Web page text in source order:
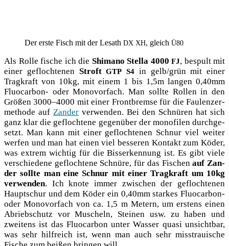
Der ers­te Fisch mit der Lesath DX XH, gleich Ü80
Als Rol­le fische ich die Shi­ma­no Stel­la 4000 FJ, bespult mit
einer gefloch­te­nen StroftGTP S4 in gelb/grün mit einer
Trag­kraft von 10kg, mit einem 1 bis 1,5m lan­gen 0,40mm
Flu­o­car­bon- oder Mono­vor­fach. Man soll­te Rol­len in den
Grö­ßen 3000–4000 mit einer Front­brem­se für die Fau­len­zer­
me­tho­de auf Zan­der ver­wen­den. Bei den Schnü­ren hat sich
ganz klar die gefloch­te­ne gegen­über der mono­fi­len durch­ge­
setzt. Man kann mit einer gefloch­te­nen Schnur viel wei­ter
wer­fen und man hat einen viel bes­se­ren Kon­takt zum Köder,
was extrem wich­tig für die Biss­erken­nung ist. Es gibt vie­le
ver­schie­de­ne gefloch­te­ne Schnü­re, für das Fischenauf Zan­
der soll­te man eine Schnur mit einer Trag­kraft um 10kg
ver­wen­den. Ich kno­te immer zwi­schen der gefloch­te­nen
Haupt­schur und dem Köder ein 0,40mm star­kes Flu­o­car­bon-
oder Mono­vor­fach von ca. 1,5 m Metern, um ers­tens einen
Abrieb­schutz vor Muscheln, Stei­nen usw. zu haben und
zwei­tens ist das Flu­o­car­bon unter Was­ser qua­si unsicht­bar,
was sehr hilf­reich ist, wenn man auch sehr miss­traui­sche